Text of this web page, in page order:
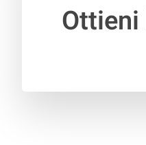
Ottieni